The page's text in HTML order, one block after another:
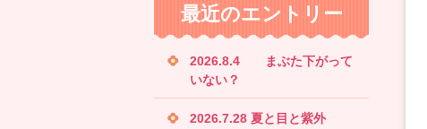
最近のエントリー
2026.8.4 まぶた下がって
いない？
2026.7.28 夏と目と紫外